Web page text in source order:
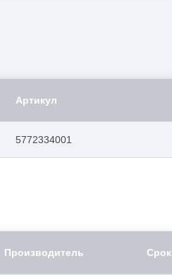
Артикул
5772334001
Производитель